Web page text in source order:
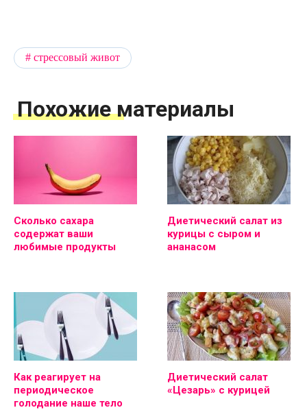
стрессовый живот
Похожие материалы
Сколько сахара
содержат ваши
любимые продукты
Диетический салат из
курицы с сыром и
ананасом
Как реагирует на
периодическое
голодание наше тело
Диетический салат
«Цезарь» с курицей